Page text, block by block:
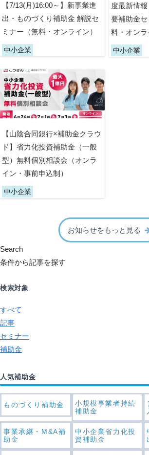
【7/13(月)16:00～】新事業進
出・ものづくり補助金 解説セ
ミナー（無料・オンライン）
中小企業
度最新情
要補助金
料・オンラ
中小企業
【山陰合同銀行×補助金クラウ
ド】省力化投資補助金（一般
型）無料個別相談会（オンラ
イン・事前申込制）
中小企業
お知らせをもっと見る
Search
条件から記事を探す
検索対象
すべて
記事
セミナー
補助金
人気補助金
ものづくり補助金
小規模事業者持続
補助金
事業承継・M&A補
助金
中小企業省力化投
資補助金